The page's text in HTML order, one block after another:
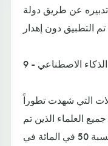
تدبيره عن طريق دولة
التي شهدت تطوراً
العلماء الذين تم
استطلاع رأيهم أن هناك فرصة بنسبة 50 في المائة في